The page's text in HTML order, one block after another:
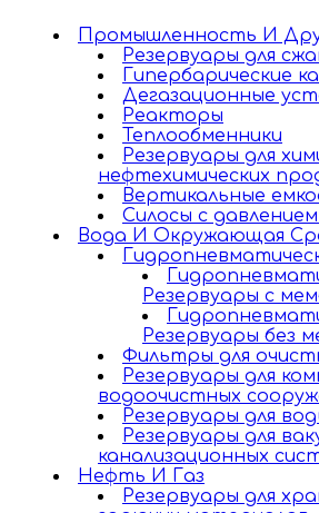
Промышленность И
Резервуары для
Гипербарические
Дегазационные
Реакторы
Теплообменники
Резервуары для
нефтехимических
Вертикальные
Силосы с давлением
Вода И Окружающая
Резервуары c
Резервуары без
Фильтры для
Резервуары для
водоочистных
Резервуары для
Резервуары для
канализационных
Нефть И Газ
Резервуары для